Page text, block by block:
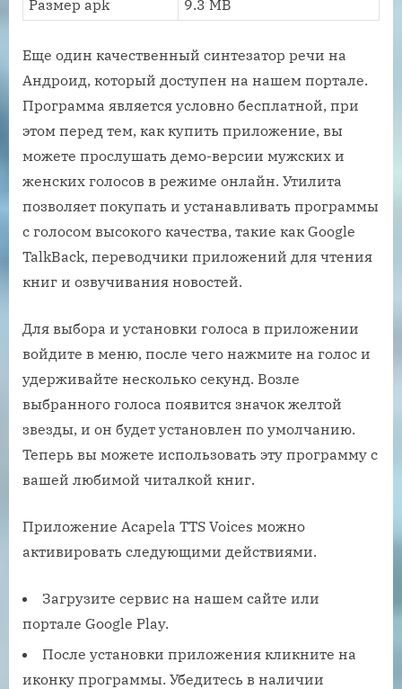
Размер apk
9.3 MB
Еще один качественный синтезатор речи на
Андроид, который доступен на нашем портале.
Программа является условно бесплатной, при
этом перед тем, как купить приложение, вы
можете прослушать демо-версии мужских и
женских голосов в режиме онлайн. Утилита
позволяет покупать и устанавливать программы
с голосом высокого качества, такие как Google
TalkBack, переводчики приложений для чтения
книг и озвучивания новостей.
Для выбора и установки голоса в приложении
войдите в меню, после чего нажмите на голос и
удерживайте несколько секунд. Возле
выбранного голоса появится значок желтой
звезды, и он будет установлен по умолчанию.
Теперь вы можете использовать эту программу с
вашей любимой читалкой книг.
Приложение Acapela TTS Voices можно
активировать следующими действиями.
Загрузите сервис на нашем сайте или
портале Google Play.
После установки приложения кликните на
иконку программы. Убедитесь в наличии